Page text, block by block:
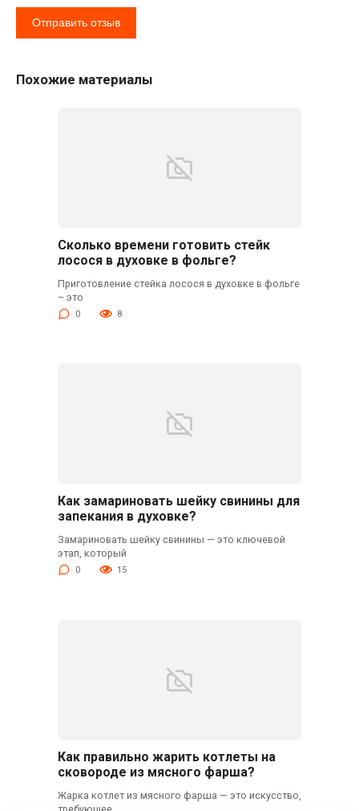
Похожие материалы
Сколько времени готовить стейк
лосося в духовке в фольге?
Приготовление стейка лосося в духовке в фольге
– это
0 8
Как замариновать шейку свинины для
запекания в духовке?
Замариновать шейку свинины — это ключевой
этап, который
0 15
Как правильно жарить котлеты на
сковороде из мясного фарша?
Жарка котлет из мясного фарша — это искусство,